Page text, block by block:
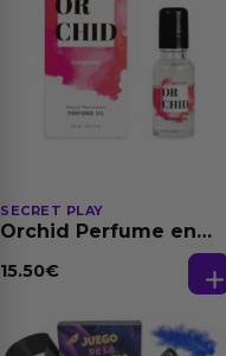
SECRET PLAY
Orchid Perfume en
Feromonas 20 ml
15.50€